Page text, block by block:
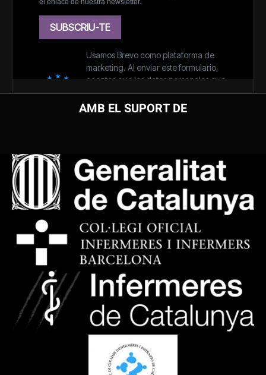
AMB EL SUPORT DE